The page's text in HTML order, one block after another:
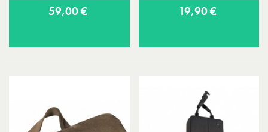
59,00 € 19,90 €